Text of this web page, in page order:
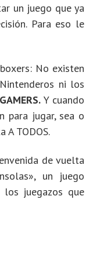
un juego que ya
Para eso le
No existen
ni los
GAMERS. Y cuando
para jugar, sea o
A TODOS.
de vuelta
un juego
juegazos que